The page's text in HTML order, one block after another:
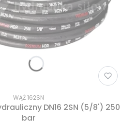
WĄŻ 162SN
DN16 2SN (5/8') 250
bar